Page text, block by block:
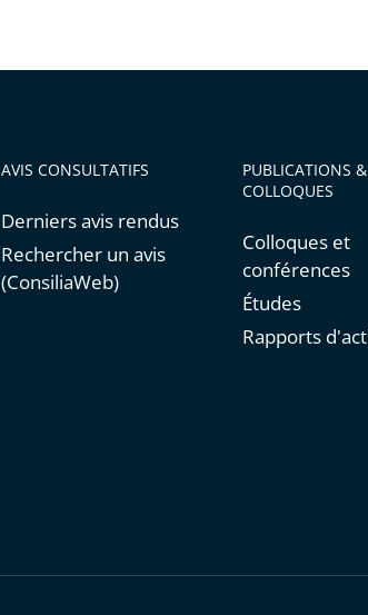
AVIS CONSULTATIFS
Derniers avis rendus
Rechercher un avis
(ConsiliaWeb)
PUBLICATIONS &
COLLOQUES
Colloques et
conférences
Études
Rapports